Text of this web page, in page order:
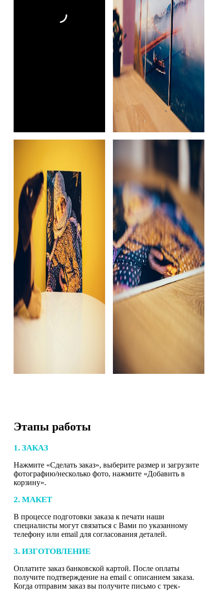
Этапы работы
1. ЗАКАЗ
Нажмите «Сделать заказ», выберите размер и загрузите
фотографию/несколько фото, нажмите «Добавить в
корзину».
2. МАКЕТ
В процессе подготовки заказа к печати наши
специалисты могут связаться с Вами по указанному
телефону или email для согласования деталей.
3. ИЗГОТОВЛЕНИЕ
Оплатите заказ банковской картой. После оплаты
получите подтверждение на email с описанием заказа.
Когда отправим заказ вы получите письмо с трек-